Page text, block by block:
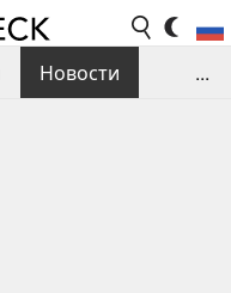
Новости
...